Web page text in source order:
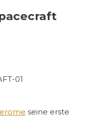
seine erste